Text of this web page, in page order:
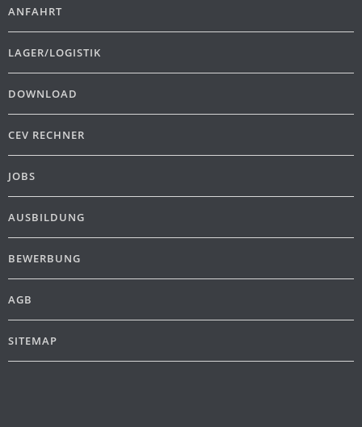
ANFAHRT
LAGER/LOGISTIK
DOWNLOAD
CEV RECHNER
JOBS
AUSBILDUNG
BEWERBUNG
AGB
SITEMAP